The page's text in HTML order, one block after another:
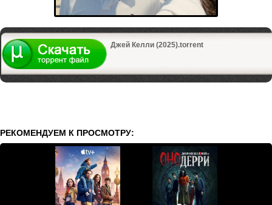
Джей Келли (2025).torrent
РЕКОМЕНДУЕМ К ПРОСМОТРУ: